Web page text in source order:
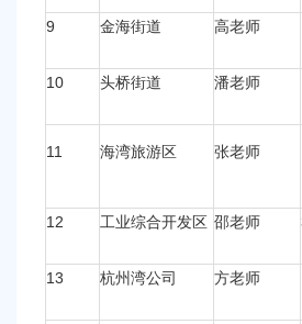
9 金海街道 高老师
10 头桥街道 潘老师
11 海湾旅游区 张老师
12 工业综合开发区 邵老师
13 杭州湾公司 方老师